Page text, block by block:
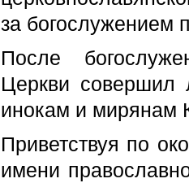
за богослужением
После
Церкви совершил
инокам и мирянам
Приветствуя по
имени